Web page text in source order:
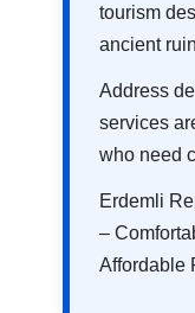
tourism
ancient
Address
services
who need
Erdemli
–
Affordable